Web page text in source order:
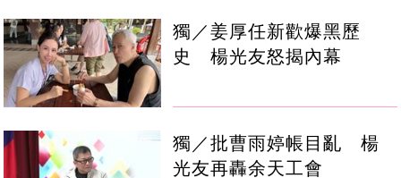
獨／姜厚任新歡爆黑歷
史 楊光友怒揭內幕
獨／批曹雨婷帳目亂 楊
光友再轟余天工會